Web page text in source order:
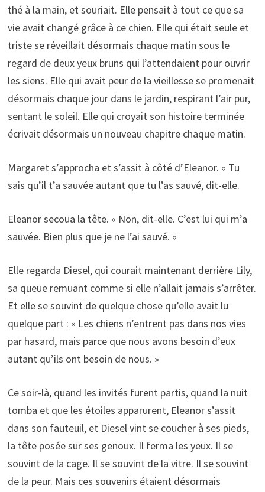
thé à la main, et souriait. Elle pensait à tout ce que sa
vie avait changé grâce à ce chien. Elle qui était seule et
triste se réveillait désormais chaque matin sous le
regard de deux yeux bruns qui l’attendaient pour ouvrir
les siens. Elle qui avait peur de la vieillesse se promenait
désormais chaque jour dans le jardin, respirant l’air pur,
sentant le soleil. Elle qui croyait son histoire terminée
écrivait désormais un nouveau chapitre chaque matin.
Margaret s’approcha et s’assit à côté d’Eleanor. « Tu
sais qu’il t’a sauvée autant que tu l’as sauvé, dit-elle.
Eleanor secoua la tête. « Non, dit-elle. C’est lui qui m’a
sauvée. Bien plus que je ne l’ai sauvé. »
Elle regarda Diesel, qui courait maintenant derrière Lily,
sa queue remuant comme si elle n’allait jamais s’arrêter.
Et elle se souvint de quelque chose qu’elle avait lu
quelque part : « Les chiens n’entrent pas dans nos vies
par hasard, mais parce que nous avons besoin d’eux
autant qu’ils ont besoin de nous. »
Ce soir-là, quand les invités furent partis, quand la nuit
tomba et que les étoiles apparurent, Eleanor s’assit
dans son fauteuil, et Diesel vint se coucher à ses pieds,
la tête posée sur ses genoux. Il ferma les yeux. Il se
souvint de la cage. Il se souvint de la vitre. Il se souvint
de la peur. Mais ces souvenirs étaient désormais